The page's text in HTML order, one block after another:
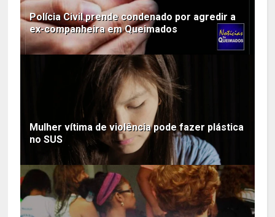
Polícia Civil prende condenado por agredir a
ex-companheira em Queimados
Mulher vítima de violência pode fazer plástica
no SUS